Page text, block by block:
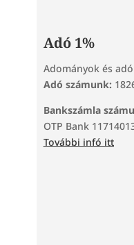
Adó 1%
Adományok és
Adó számunk:
Bankszámla
OTP Bank
További infó itt